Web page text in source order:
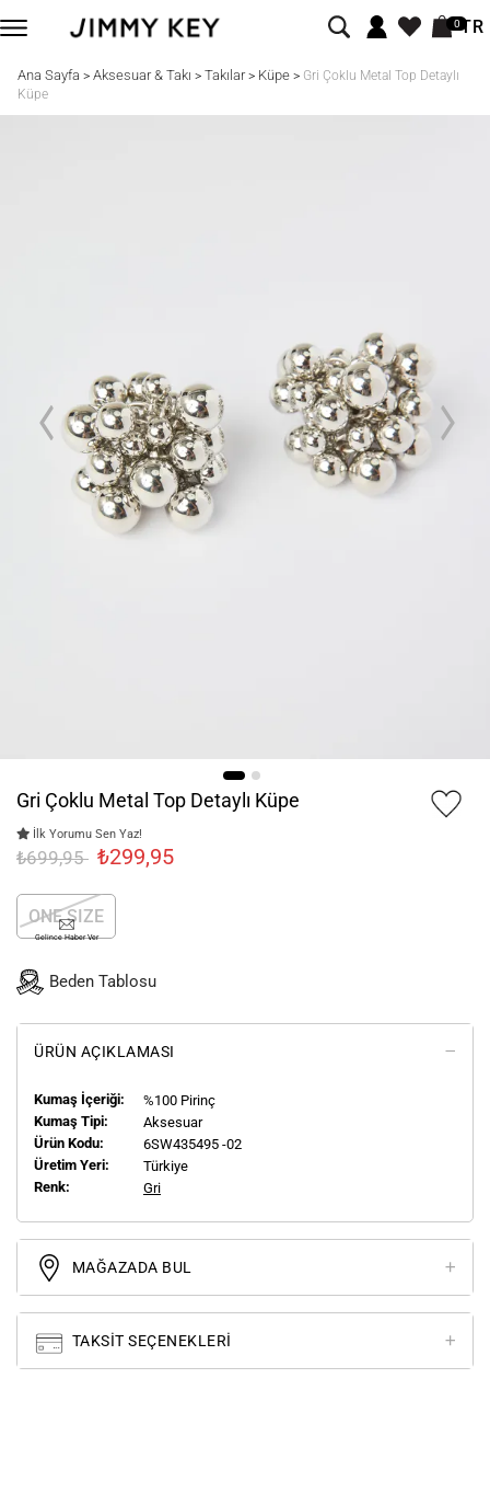
0TR
Ana Sayfa > Aksesuar & Takı > Takılar> Küpe> Gri Çoklu Metal Top Detaylı
Küpe
Gri Çoklu Metal Top Detaylı Küpe
İlk Yorumu Sen Yaz!
₺699,95 ₺299,95
ONE SIZE
Gelince Haber Ver
Beden Tablosu
ÜRÜN AÇIKLAMASI
Kumaş İçeriği:
%100 Pirinç
Kumaş Tipi:
Aksesuar
Ürün Kodu:
6SW435495 -02
Üretim Yeri:
Türkiye
Renk:
Gri
MAĞAZADA BUL
TAKSIT SEÇENEKLERI